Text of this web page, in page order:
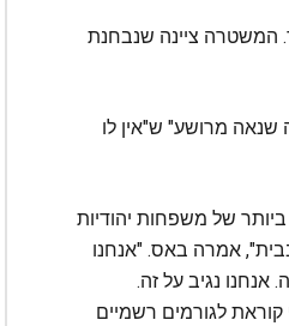
בבית הסור של ואן נייס והוצבה עבורו ערבות בסך 225,000 דולר. המשטרה ציינה שנבחנת
מרושע" ש"אין לו
של משפחות יהודיות
אמרה באס. "אנחנו
אנחנו נגיב על זה.
לגורמים רשמיים